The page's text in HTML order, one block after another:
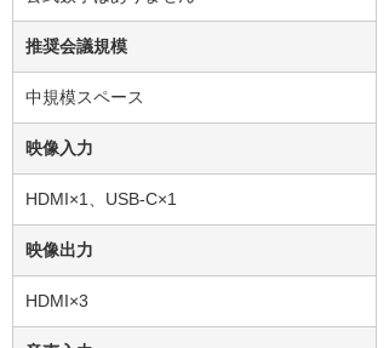
推奨会議規模
中規模スペース
映像入力
HDMI×1、USB-C×1
映像出力
HDMI×3